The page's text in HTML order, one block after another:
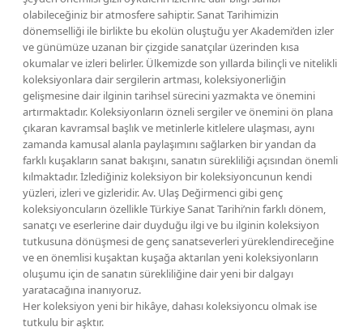
olabileceğiniz bir atmosfere sahiptir. Sanat Tarihimizin
dönemselliği ile birlikte bu ekolün oluştuğu yer Akademi’den izler
ve günümüze uzanan bir çizgide sanatçılar üzerinden kısa
okumalar ve izleri belirler. Ülkemizde son yıllarda bilinçli ve nitelikli
koleksiyonlara dair sergilerin artması, koleksiyonerliğin
gelişmesine dair ilginin tarihsel sürecini yazmakta ve önemini
artırmaktadır. Koleksiyonların özneli sergiler ve önemini ön plana
çıkaran kavramsal başlık ve metinlerle kitlelere ulaşması, aynı
zamanda kamusal alanla paylaşımını sağlarken bir yandan da
farklı kuşakların sanat bakışını, sanatın sürekliliği açısından önemli
kılmaktadır. İzlediğiniz koleksiyon bir koleksiyoncunun kendi
yüzleri, izleri ve gizleridir. Av. Ulaş Değirmenci gibi genç
koleksiyoncuların özellikle Türkiye Sanat Tarihi’nin farklı dönem,
sanatçı ve eserlerine dair duyduğu ilgi ve bu ilginin koleksiyon
tutkusuna dönüşmesi de genç sanatseverleri yüreklendireceğine
ve en önemlisi kuşaktan kuşağa aktarılan yeni koleksiyonların
oluşumu için de sanatın sürekliliğine dair yeni bir dalgayı
yaratacağına inanıyoruz.
Her koleksiyon yeni bir hikâye, dahası koleksiyoncu olmak ise
tutkulu bir aşktır.